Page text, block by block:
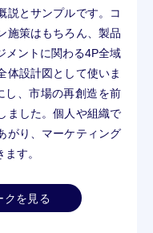
説とサンプルです。コ
施策はもちろん、製品
メントに関わる4P全域
体設計図として使いま
し、市場の再創造を前
ました。個人や組織で
がり、マーケティング
す。
クを見る